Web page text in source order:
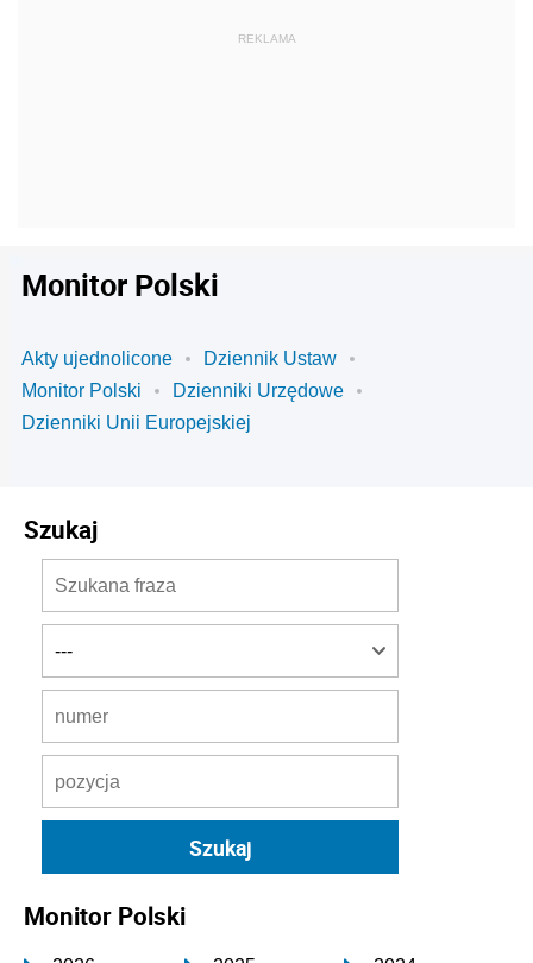
Monitor Polski
Akty ujednolicone
Dziennik Ustaw
Monitor Polski
Dzienniki Urzędowe
Dzienniki Unii Europejskiej
Szukaj
Monitor Polski